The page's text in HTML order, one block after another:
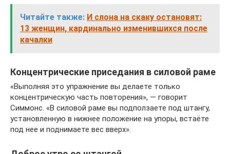
Читайте также: И слона на скаку остановят:
13 женщин, кардинально изменившихся после
качалки
Концентрические приседания в силовой раме
«Выполняя это упражнение вы делаете только
концентрическую часть повторения», — говорит
Симмонс. «В силовой раме вы подползаете под штангу,
установленную в нижнее положение на упоры, встаёте
под нее и поднимаете вес вверх».